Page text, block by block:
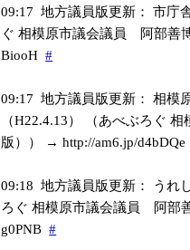
09:17 地方議員版更新： 市庁
ぐ 相模原市議会議員 阿部善
BiooH #
09:17 地方議員版更新： 相模
（H22.4.13） （あべぶろぐ
版）） → http://am6.jp/d4bDQe
09:18 地方議員版更新： うれ
ろぐ 相模原市議会議員 阿部
g0PNB #